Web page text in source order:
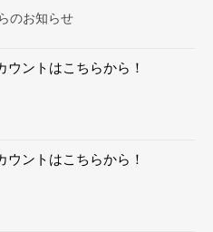
のお知らせ
ウントはこちらから！
ウントはこちらから！